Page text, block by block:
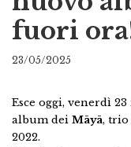
fuori
23/05/2025
Esce oggi, venerdì 23
album dei Māyā, trio
2022.